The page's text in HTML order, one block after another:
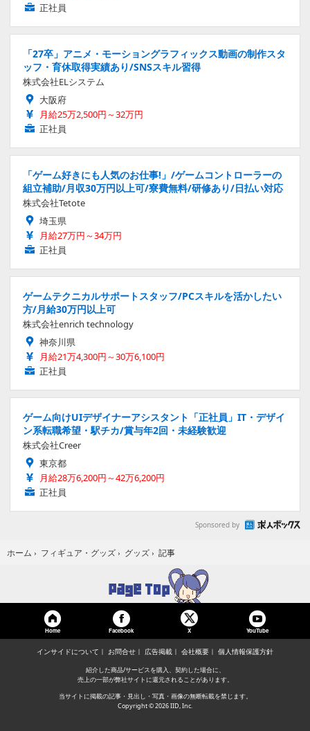
正社員
「27卒」アニメ・モーショングラフィックス動画の制作スタ
ッフ・育休取得実績あり/SNSスキル習得
株式会社ELシステム
大阪府
月給25万2,500円～32万円
正社員
「ゲーム好きにも人気のお仕事!」/ゲームコントローラーの
組立補助/月収30万円以上可/寮費無料/研修あり/日払い対応
株式会社Tetote
埼玉県
月給27万円～34万円
正社員
ゲームテクニカルサポートスタッフ/PCスキルを活かしたい
方/月給30万円以上可
株式会社enrich technology
神奈川県
月給21万4,300円～30万6,100円
正社員
ゲーム向けUIデザイナーアシスタント「正社員」IT・デザイ
ン系転職希望・駅チカ/賞与年2回・未経験歓迎
株式会社Creer
東京都
月給28万6,200円～42万6,200円
正社員
Sponsored by
ホーム › フィギュア・グッズ › グッズ › 記事
Home Facebook X YouTube
インサイドについて お問合せ 広告掲載 会社概要 個人情報保護方針
紹介した商品/サービスを購入、契約した場合に、
売上の一部が弊社サイトに還元されることがあります。
当サイトに掲載の記事・見出し・写真・画像の無断転載を禁じます。
Copyright © 2026 IID, Inc.